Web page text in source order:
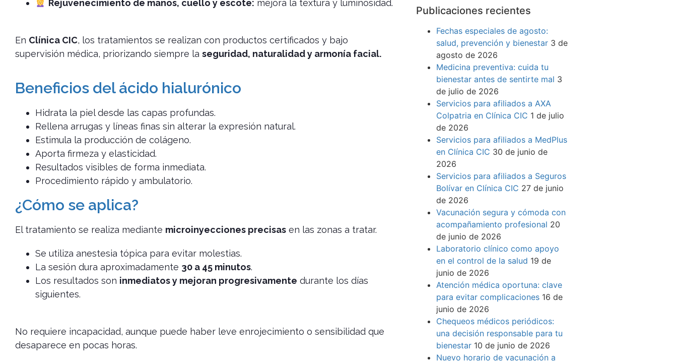
Rejuvenecimiento de manos, cuello y escote: mejora la textura y luminosidad.
En Clínica CIC, los tratamientos se realizan con productos certificados y bajo
supervisión médica, priorizando siempre la seguridad, naturalidad y armonía facial.
Beneficios del ácido hialurónico
Hidrata la piel desde las capas profundas.
Rellena arrugas y líneas finas sin alterar la expresión natural.
Estimula la producción de colágeno.
Aporta firmeza y elasticidad.
Resultados visibles de forma inmediata.
Procedimiento rápido y ambulatorio.
¿Cómo se aplica?
El tratamiento se realiza mediante microinyecciones precisas en las zonas a tratar.
Se utiliza anestesia tópica para evitar molestias.
La sesión dura aproximadamente 30 a 45 minutos.
Los resultados son inmediatos y mejoran progresivamente durante los días
siguientes.
No requiere incapacidad, aunque puede haber leve enrojecimiento o sensibilidad que
desaparece en pocas horas.
Publicaciones recientes
Fechas especiales de agosto:
salud, prevención y bienestar 3 de
agosto de 2026
Medicina preventiva: cuida tu
bienestar antes de sentirte mal 3
de julio de 2026
Servicios para afiliados a AXA
Colpatria en Clínica CIC 1 de julio
de 2026
Servicios para afiliados a MedPlus
en Clínica CIC 30 de junio de
2026
Servicios para afiliados a Seguros
Bolívar en Clínica CIC 27 de junio
de 2026
Vacunación segura y cómoda con
acompañamiento profesional 20
de junio de 2026
Laboratorio clínico como apoyo
en el control de la salud 19 de
junio de 2026
Atención médica oportuna: clave
para evitar complicaciones 16 de
junio de 2026
Chequeos médicos periódicos:
una decisión responsable para tu
bienestar 10 de junio de 2026
Nuevo horario de vacunación a